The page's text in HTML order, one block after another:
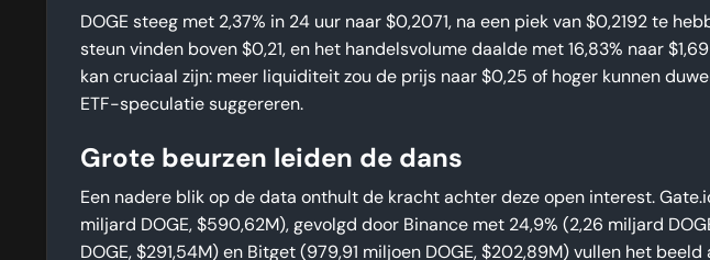
DOGE steeg met 2,37% in 24 uur naar $0,2071, na een piek van $0,2192 te
steun vinden boven $0,21, en het handelsvolume daalde met 16,83% naar
kan cruciaal zijn: meer liquiditeit zou de prijs naar $0,25 of hoger kunnen
ETF-speculatie suggereren.
Grote beurzen leiden de dans
Een nadere blik op de data onthult de kracht achter deze open interest.
miljard DOGE, $590,62M), gevolgd door Binance met 24,9% (2,26 miljard
DOGE, $291,54M) en Bitget (979,91 miljoen DOGE, $202,89M) vullen het